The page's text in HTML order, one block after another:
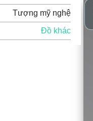
Tượng mỹ nghệ
Đồ khác